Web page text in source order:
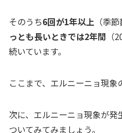
そのうち6回が1年以上（季節
っとも長いときでは2年間 （
続いています。
ここまで、エルニーニョ現象
次に、エルニーニョ現象が発
ついてみてみましょう。